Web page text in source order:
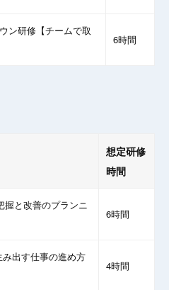
ン研修【チームで取
6時間
想定研修
時間
と改善のプランニ
6時間
出す仕事の進め方
4時間